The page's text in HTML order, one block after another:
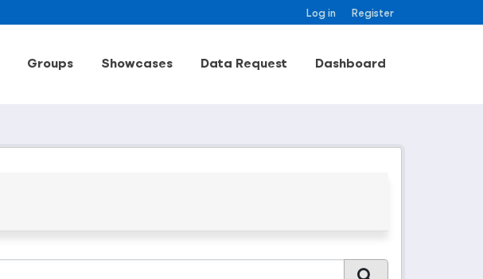
Log in Register
Groups Showcases Data Request Dashboard